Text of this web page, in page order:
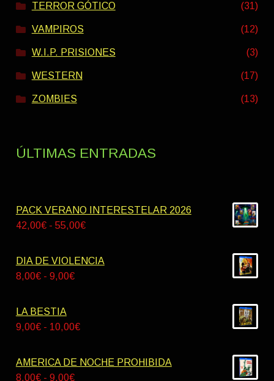
TERROR GÓTICO (31)
VAMPIROS (12)
W.I.P. PRISIONES (3)
WESTERN (17)
ZOMBIES (13)
ÚLTIMAS ENTRADAS
PACK VERANO INTERESTELAR 2026
42,00€ - 55,00€Rango
precios:
DIA DE VIOLENCIA
8,00€ - 9,00€Rango
desde
9,00€
LA BESTIA
9,00€ - 10,00€Rango
precios:
AMERICA DE NOCHE PROHIBIDA
8,00€ - 9,00€Rango